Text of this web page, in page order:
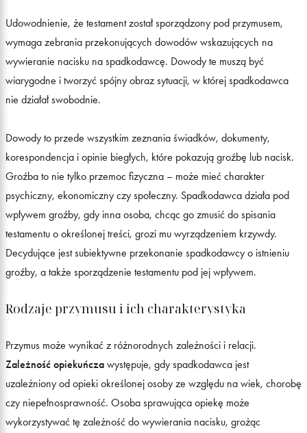
Udowodnienie, że testament został sporządzony pod przymusem,
wymaga zebrania przekonujących dowodów wskazujących na
wywieranie nacisku na spadkodawcę. Dowody te muszą być
wiarygodne i tworzyć spójny obraz sytuacji, w której spadkodawca
nie działał swobodnie.
Dowody to przede wszystkim zeznania świadków, dokumenty,
korespondencja i opinie biegłych, które pokazują groźbę lub nacisk.
Groźba to nie tylko przemoc fizyczna – może mieć charakter
psychiczny, ekonomiczny czy społeczny. Spadkodawca działa pod
wpływem groźby, gdy inna osoba, chcąc go zmusić do spisania
testamentu o określonej treści, grozi mu wyrządzeniem krzywdy.
Decydujące jest subiektywne przekonanie spadkodawcy o istnieniu
groźby, a także sporządzenie testamentu pod jej wpływem.
Rodzaje przymusu i ich charakterystyka
Przymus może wynikać z różnorodnych zależności i relacji.
Zależność opiekuńcza występuje, gdy spadkodawca jest
uzależniony od opieki określonej osoby ze względu na wiek, chorobę
czy niepełnosprawność. Osoba sprawująca opiekę może
wykorzystywać tę zależność do wywierania nacisku, grożąc